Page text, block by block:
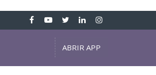
ABRIR APP